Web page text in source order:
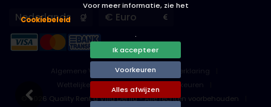
Voor meer informatie, zie het
Cookiebeleid
.
Ik accepteer
Voorkeuren
Alles afwijzen
Languages Currencies
Algemene Voorwaarden
Privacyverklaring
Wettelijke disclaimer
Cookievoorkeuren
© 2026 Quality Rent a Villa Denia - Alle rechten voorbehouden